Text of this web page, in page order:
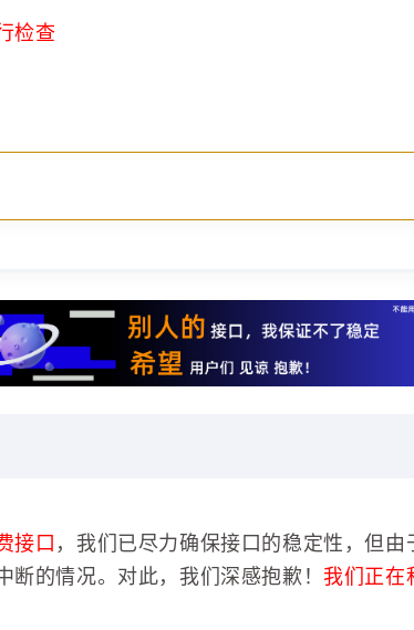
检查
接口 ，我们已尽力确保接口的稳定性，但由
的情况。对此，我们深感抱歉！ 我们正在